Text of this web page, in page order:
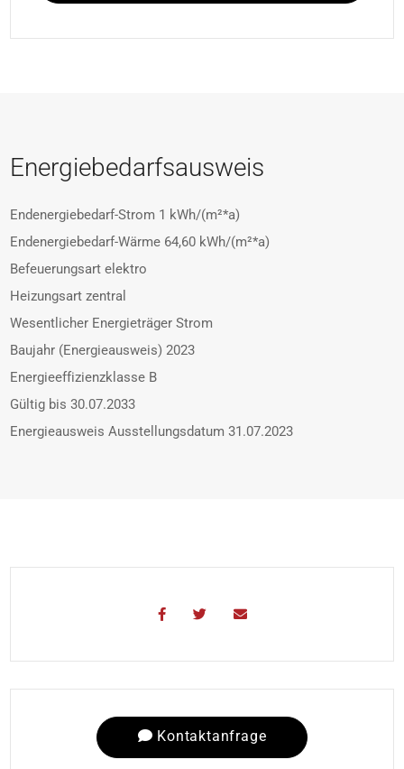
Energiebedarfsausweis
Endenergiebedarf-Strom 1 kWh/(m²*a)
Endenergiebedarf-Wärme 64,60 kWh/(m²*a)
Befeuerungsart elektro
Heizungsart zentral
Wesentlicher Energieträger Strom
Baujahr (Energieausweis) 2023
Energieeffizienzklasse B
Gültig bis 30.07.2033
Energieausweis Ausstellungsdatum 31.07.2023
Kontaktanfrage